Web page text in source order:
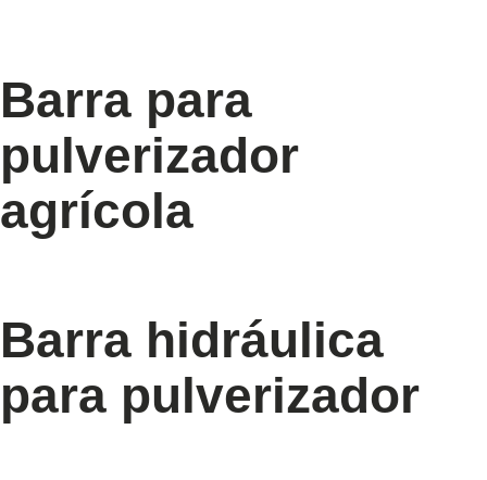
Barra para
pulverizador
agrícola
Barra hidráulica
para pulverizador